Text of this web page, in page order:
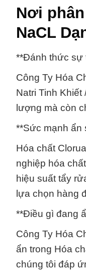
Nơi
NaCL
**Đánh thức sự
Công Ty Hóa
Natri Tinh
lượng mà còn
**Sức mạnh ẩn
Hóa chất
nghiệp hóa
hiệu suất tẩy
lựa chọn hàng
**Điều gì đang
Công Ty Hóa
ẩn trong Hóa
chúng tôi đáp